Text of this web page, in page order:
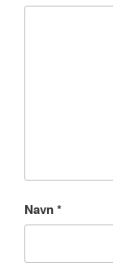
Navn*